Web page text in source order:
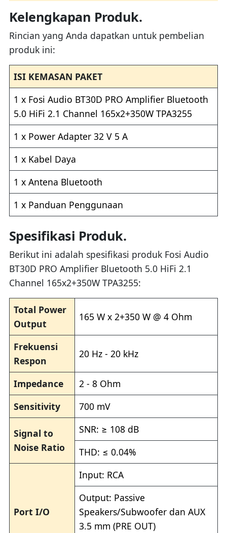
Kelengkapan Produk.
Rincian yang Anda dapatkan untuk pembelian
produk ini:
ISI KEMASAN PAKET
1 x Fosi Audio BT30D PRO Amplifier Bluetooth
5.0 HiFi 2.1 Channel 165x2+350W TPA3255
1 x Power Adapter 32 V 5 A
1 x Kabel Daya
1 x Antena Bluetooth
1 x Panduan Penggunaan
Spesifikasi Produk.
Berikut ini adalah spesifikasi produk Fosi Audio
BT30D PRO Amplifier Bluetooth 5.0 HiFi 2.1
Channel 165x2+350W TPA3255:
Total Power
Output
165 W x 2+350 W @ 4 Ohm
Frekuensi
Respon
20 Hz - 20 kHz
Impedance
2 - 8 Ohm
Sensitivity
700 mV
Signal to
Noise Ratio
SNR: ≥ 108 dB
THD: ≤ 0.04%
Port I/O
Input: RCA
Output: Passive
Speakers/Subwoofer dan AUX
3.5 mm (PRE OUT)